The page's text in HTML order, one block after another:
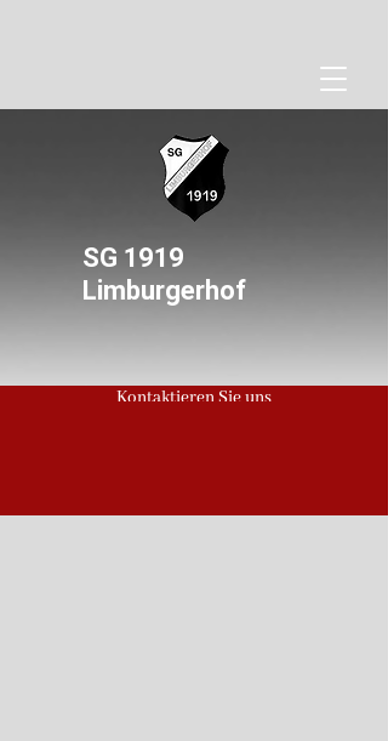
SG 1919
Limburgerhof
Kontaktieren Sie uns